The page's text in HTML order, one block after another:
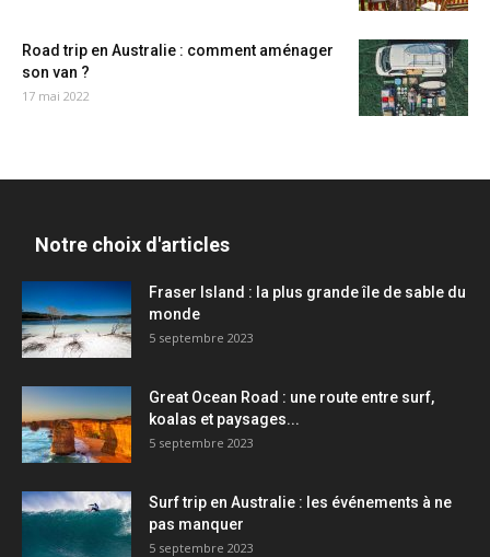
Road trip en Australie : comment aménager
son van ?
17 mai 2022
Notre choix d'articles
Fraser Island : la plus grande île de sable du
monde
5 septembre 2023
Great Ocean Road : une route entre surf,
koalas et paysages...
5 septembre 2023
Surf trip en Australie : les événements à ne
pas manquer
5 septembre 2023